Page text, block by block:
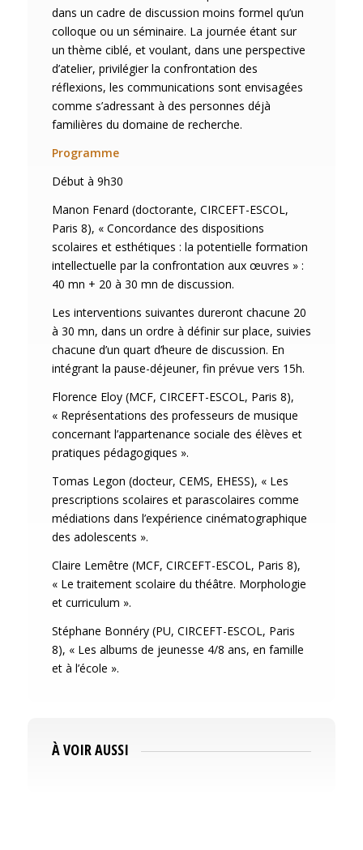
dans un cadre de discussion moins formel qu’un
colloque ou un séminaire. La journée étant sur
un thème ciblé, et voulant, dans une perspective
d’atelier, privilégier la confrontation des
réflexions, les communications sont envisagées
comme s’adressant à des personnes déjà
familières du domaine de recherche.
Programme
Début à 9h30
Manon Fenard (doctorante, CIRCEFT-ESCOL,
Paris 8), « Concordance des dispositions
scolaires et esthétiques : la potentielle formation
intellectuelle par la confrontation aux œuvres » :
40 mn + 20 à 30 mn de discussion.
Les interventions suivantes dureront chacune 20
à 30 mn, dans un ordre à définir sur place, suivies
chacune d’un quart d’heure de discussion. En
intégrant la pause-déjeuner, fin prévue vers 15h.
Florence Eloy (MCF, CIRCEFT-ESCOL, Paris 8),
« Représentations des professeurs de musique
concernant l’appartenance sociale des élèves et
pratiques pédagogiques ».
Tomas Legon (docteur, CEMS, EHESS), « Les
prescriptions scolaires et parascolaires comme
médiations dans l’expérience cinématographique
des adolescents ».
Claire Lemêtre (MCF, CIRCEFT-ESCOL, Paris 8),
« Le traitement scolaire du théâtre. Morphologie
et curriculum ».
Stéphane Bonnéry (PU, CIRCEFT-ESCOL, Paris
8), « Les albums de jeunesse 4/8 ans, en famille
et à l’école ».
À VOIR AUSSI